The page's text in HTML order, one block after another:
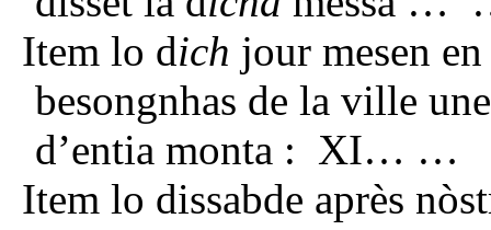
Item lo dich jour mesen
besongnhas de la ville
d’entia monta : XI… …
Item lo dissabde après